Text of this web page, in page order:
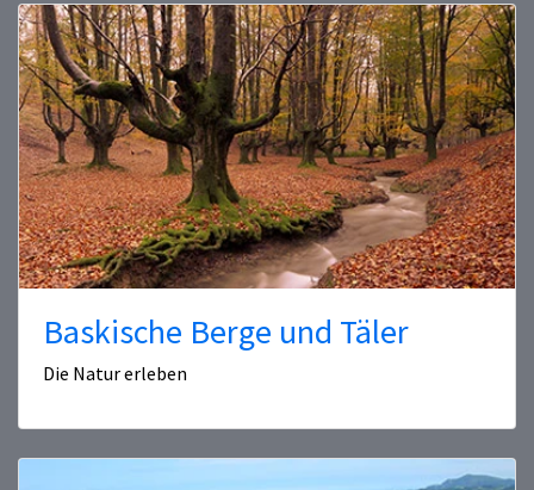
Baskische Berge und Täler
Die Natur erleben